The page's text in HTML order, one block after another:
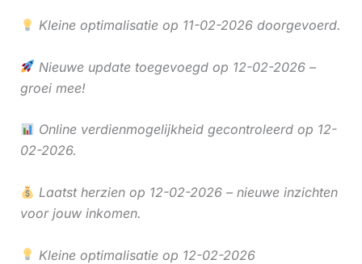
Kleine optimalisatie op 11-02-2026 doorgevoerd.
Nieuwe update toegevoegd op 12-02-2026 –
groei mee!
Online verdienmogelijkheid gecontroleerd op 12-
02-2026.
Laatst herzien op 12-02-2026 – nieuwe inzichten
voor jouw inkomen.
Kleine optimalisatie op 12-02-2026